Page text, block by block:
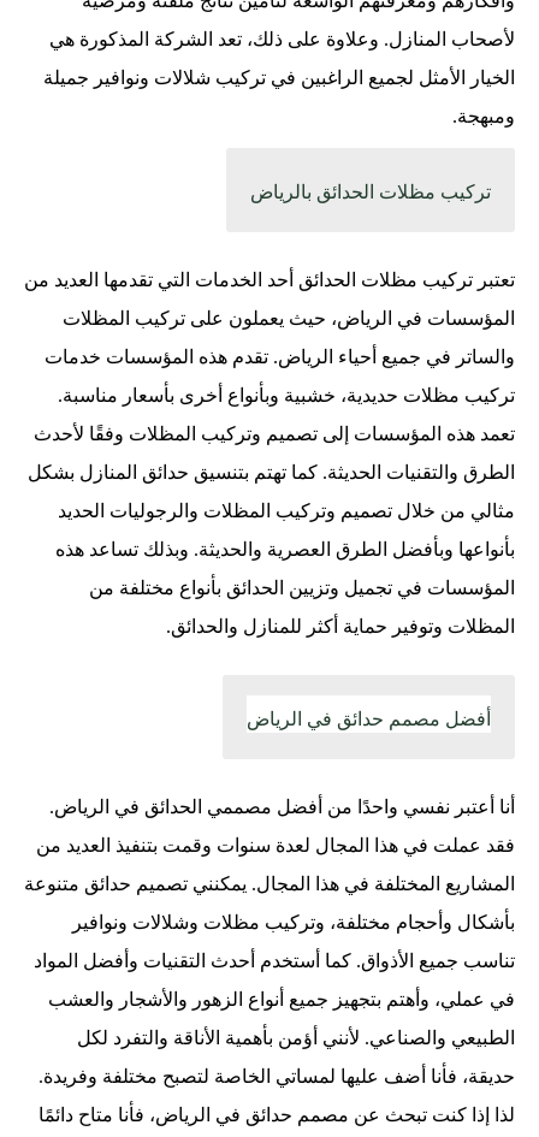
لأصحاب المنازل. وعلاوة على ذلك، تعد الشركة المذكورة هي
الخيار الأمثل لجميع الراغبين في تركيب شلالات ونوافير جميلة
ومبهجة.
تركيب مظلات الحدائق بالرياض
تعتبر تركيب مظلات الحدائق أحد الخدمات التي تقدمها العديد من
المؤسسات في الرياض، حيث يعملون على تركيب المظلات
والساتر في جميع أحياء الرياض. تقدم هذه المؤسسات خدمات
تركيب مظلات حديدية، خشبية وبأنواع أخرى بأسعار مناسبة.
تعمد هذه المؤسسات إلى تصميم وتركيب المظلات وفقًا لأحدث
الطرق والتقنيات الحديثة. كما تهتم بتنسيق حدائق المنازل بشكل
مثالي من خلال تصميم وتركيب المظلات والرجوليات الحديد
بأنواعها وبأفضل الطرق العصرية والحديثة. وبذلك تساعد هذه
المؤسسات في تجميل وتزيين الحدائق بأنواع مختلفة من
المظلات وتوفير حماية أكثر للمنازل والحدائق.
أفضل مصمم حدائق في الرياض
أنا أعتبر نفسي واحدًا من أفضل مصممي الحدائق في الرياض.
فقد عملت في هذا المجال لعدة سنوات وقمت بتنفيذ العديد من
المشاريع المختلفة في هذا المجال. يمكنني تصميم حدائق متنوعة
بأشكال وأحجام مختلفة، وتركيب مظلات وشلالات ونوافير
تناسب جميع الأذواق. كما أستخدم أحدث التقنيات وأفضل المواد
في عملي، وأهتم بتجهيز جميع أنواع الزهور والأشجار والعشب
الطبيعي والصناعي. لأنني أؤمن بأهمية الأناقة والتفرد لكل
حديقة، فأنا أضف عليها لمساتي الخاصة لتصبح مختلفة وفريدة.
لذا إذا كنت تبحث عن مصمم حدائق في الرياض، فأنا متاح دائمًا